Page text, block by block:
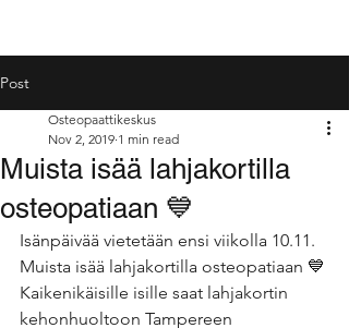
Post
Muista isää lahjakortilla
osteopatiaan 💙
Osteopaattikeskus
Nov 2, 2019 1 min read
Isänpäivää vietetään ensi viikolla 10.11.
Muista isää lahjakortilla osteopatiaan 💙
Kaikenikäisille isille saat lahjakortin
kehonhuoltoon Tampereen